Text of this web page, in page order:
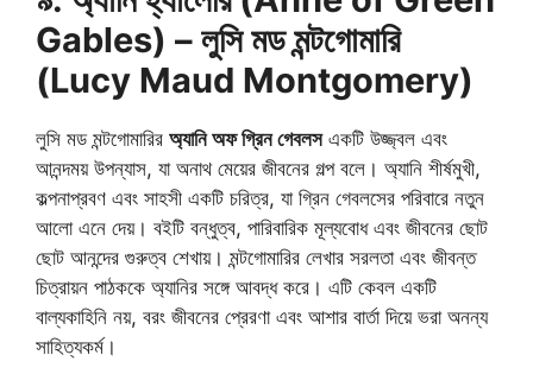
Gables) – লুসি মড মন্টগোমারি
(Lucy Maud Montgomery)
লুসি মড মন্টগোমারির অ্যানি অফ গ্রিন গেবলসএকটি উজ্জ্বল এবং
আনন্দময় উপন্যাস, যা অনাথ মেয়ের জীবনের গল্প বলে। অ্যানি শীর্ষমুখী,
কল্পনাপ্রবণ এবং সাহসী একটি চরিত্র, যা গ্রিন গেবলসের পরিবারে নতুন
আলো এনে দেয়। বইটি বন্ধুত্ব, পারিবারিক মূল্যবোধ এবং জীবনের ছোট
ছোট আনন্দের গুরুত্ব শেখায়। মন্টগোমারির লেখার সরলতা এবং জীবন্ত
চিত্রায়ন পাঠককে অ্যানির সঙ্গে আবদ্ধ করে। এটি কেবল একটি
বাল্যকাহিনি নয়, বরং জীবনের প্রেরণা এবং আশার বার্তা দিয়ে ভরা অনন্য
সাহিত্যকর্ম।